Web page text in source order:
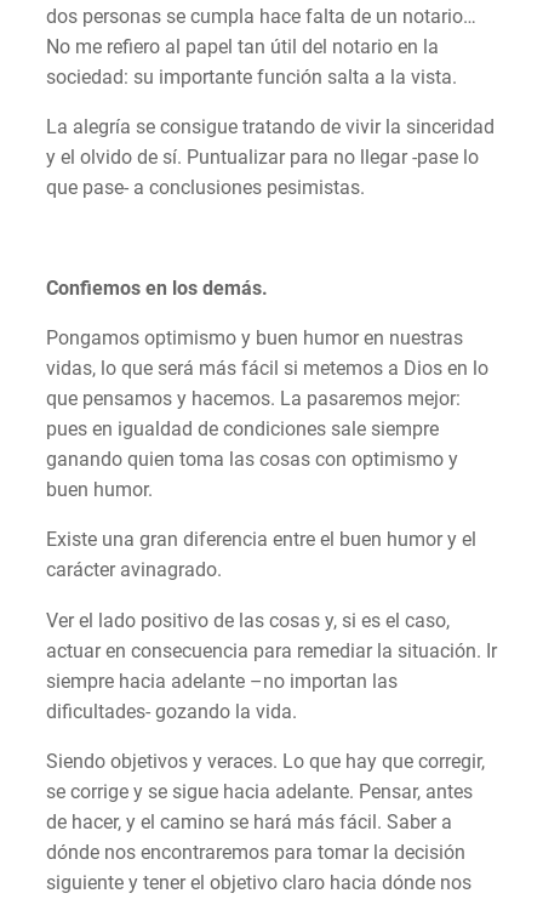
dos personas se cumpla hace falta de un notario…
No me refiero al papel tan útil del notario en la
sociedad: su importante función salta a la vista.
La alegría se consigue tratando de vivir la sinceridad
y el olvido de sí. Puntualizar para no llegar -pase lo
que pase- a conclusiones pesimistas.
Confiemos en los demás.
Pongamos optimismo y buen humor en nuestras
vidas, lo que será más fácil si metemos a Dios en lo
que pensamos y hacemos. La pasaremos mejor:
pues en igualdad de condiciones sale siempre
ganando quien toma las cosas con optimismo y
buen humor.
Existe una gran diferencia entre el buen humor y el
carácter avinagrado.
Ver el lado positivo de las cosas y, si es el caso,
actuar en consecuencia para remediar la situación. Ir
siempre hacia adelante –no importan las
dificultades- gozando la vida.
Siendo objetivos y veraces. Lo que hay que corregir,
se corrige y se sigue hacia adelante. Pensar, antes
de hacer, y el camino se hará más fácil. Saber a
dónde nos encontraremos para tomar la decisión
siguiente y tener el objetivo claro hacia dónde nos